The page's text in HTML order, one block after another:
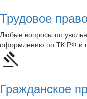
Трудовое
Любые вопросы по
оформлению по ТК РФ и
Гражданское